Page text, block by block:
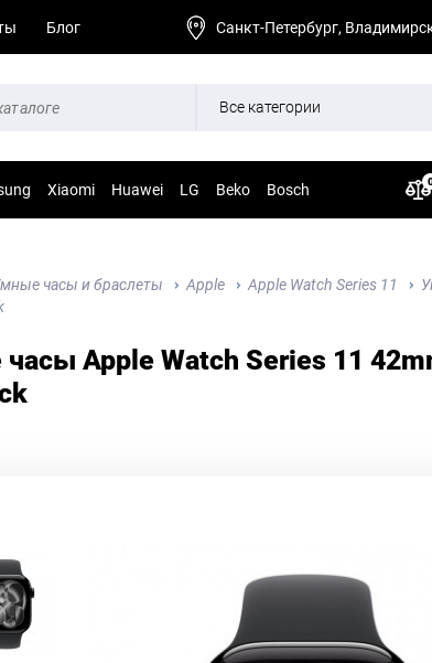
Блог Санкт-Петербург,
Все категории
Xiaomi Huawei LG Beko Bosch
часы и браслеты Apple Apple Watch Series 11
Apple Watch Series 11